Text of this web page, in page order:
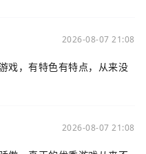
2026-08-07 21:08
戏，有特色有特点，从来没
2026-08-07 21:08